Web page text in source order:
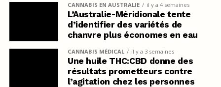
CANNABIS EN AUSTRALIE il y a 4 semaines
L’Australie-Méridionale tente
d’identifier des variétés de
chanvre plus économes en eau
CANNABIS MÉDICAL il y a 3 semaines
Une huile THC:CBD donne des
résultats prometteurs contre
l’agitation chez les personnes